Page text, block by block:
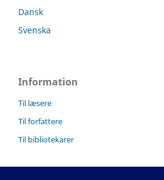
Dansk
Svenska
Information
Til læsere
Til forfattere
Til bibliotekarer